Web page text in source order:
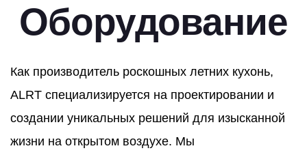
Оборудование
Как производитель роскошных летних кухонь,
ALRT специализируется на проектировании и
создании уникальных решений для изысканной
жизни на открытом воздухе. Мы